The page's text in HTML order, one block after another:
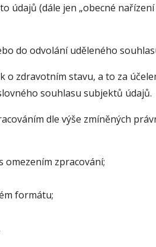
údajů (dále jen „obecné
do odvolání uděleného
o zdravotním stavu, a to za
souhlasu subjektů údajů.
dle výše zmíněných
omezením zpracování;
formátu;